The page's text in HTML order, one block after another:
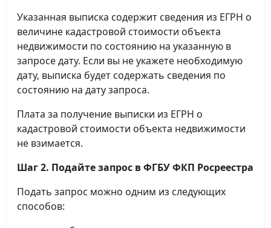
Указанная выписка содержит сведения из ЕГРН о
величине кадастровой стоимости объекта
недвижимости по состоянию на указанную в
запросе дату. Если вы не укажете необходимую
дату, выписка будет содержать сведения по
состоянию на дату запроса.
Плата за получение выписки из ЕГРН о
кадастровой стоимости объекта недвижимости
не взимается.
Шаг 2. Подайте запрос в ФГБУ ФКП Росреестра
Подать запрос можно одним из следующих
способов: